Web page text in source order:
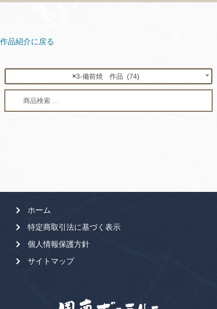
作品紹介に戻る
×3-備前焼 作品 (74)
ホーム
特定商取引法に基づく表示
個人情報保護方針
サイトマップ